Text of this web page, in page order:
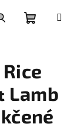
košík
Lamb